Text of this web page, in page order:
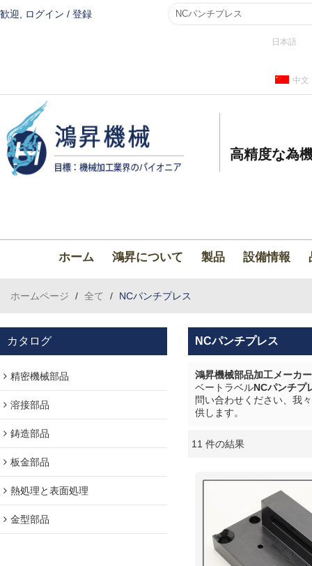
歓迎, ログイン / 登録
日本語
中文
高精度な為
ホーム 鴻昇について 製品 設備情報
ホームページ / 全て / NCパンチプレス
カタログ
精密機械部品
溶接部品
鋳造部品
板金部品
熱処理と表面処理
金型部品
NCパンチプレス
鴻昇機械部品加工メーカー
ベートラベルNCパンチプ
問い合わせください、我
供します。
11 件の結果
ショーケース